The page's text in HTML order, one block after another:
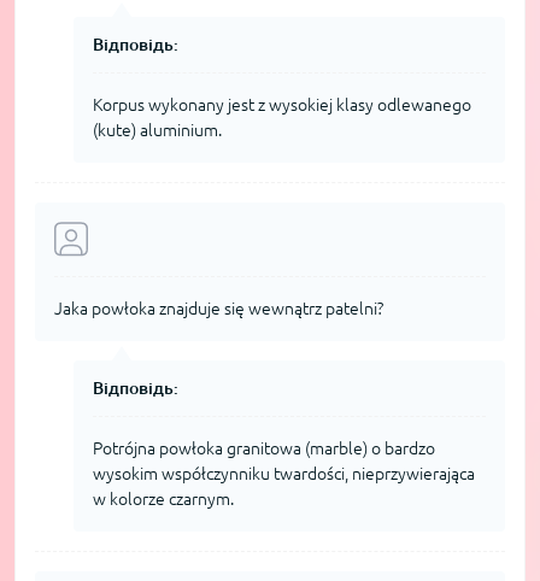
Відповідь:
Korpus wykonany jest z wysokiej klasy odlewanego
(kute) aluminium.
Jaka powłoka znajduje się wewnątrz patelni?
Відповідь:
Potrójna powłoka granitowa (marble) o bardzo
wysokim współczynniku twardości, nieprzywierająca
w kolorze czarnym.